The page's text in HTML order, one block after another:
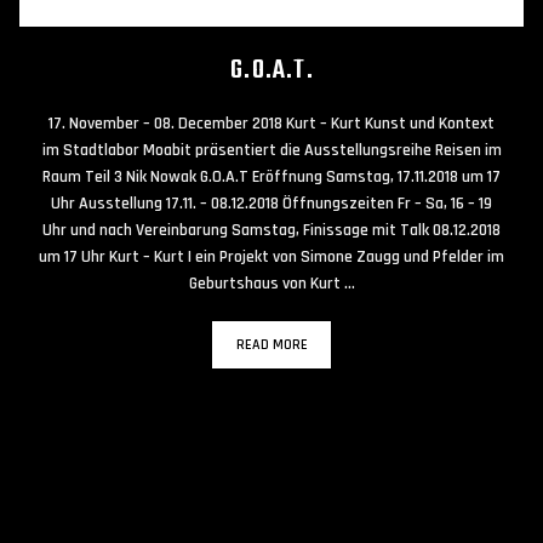
G.O.A.T.
17. November – 08. December 2018 Kurt – Kurt Kunst und Kontext
im Stadtlabor Moabit präsentiert die Ausstellungsreihe Reisen im
Raum Teil 3 Nik Nowak G.O.A.T Eröffnung Samstag, 17.11.2018 um 17
Uhr Ausstellung 17.11. – 08.12.2018 Öffnungszeiten Fr – Sa, 16 – 19
Uhr und nach Vereinbarung Samstag, Finissage mit Talk 08.12.2018
um 17 Uhr Kurt – Kurt | ein Projekt von Simone Zaugg und Pfelder im
Geburtshaus von Kurt …
READ MORE